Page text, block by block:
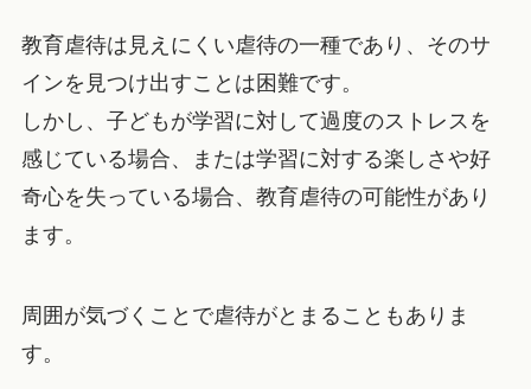
教育虐待は見えにくい虐待の一種であり、そのサ
インを見つけ出すことは困難です。
しかし、子どもが学習に対して過度のストレスを
感じている場合、または学習に対する楽しさや好
奇心を失っている場合、教育虐待の可能性があり
ます。
周囲が気づくことで虐待がとまることもありま
す。